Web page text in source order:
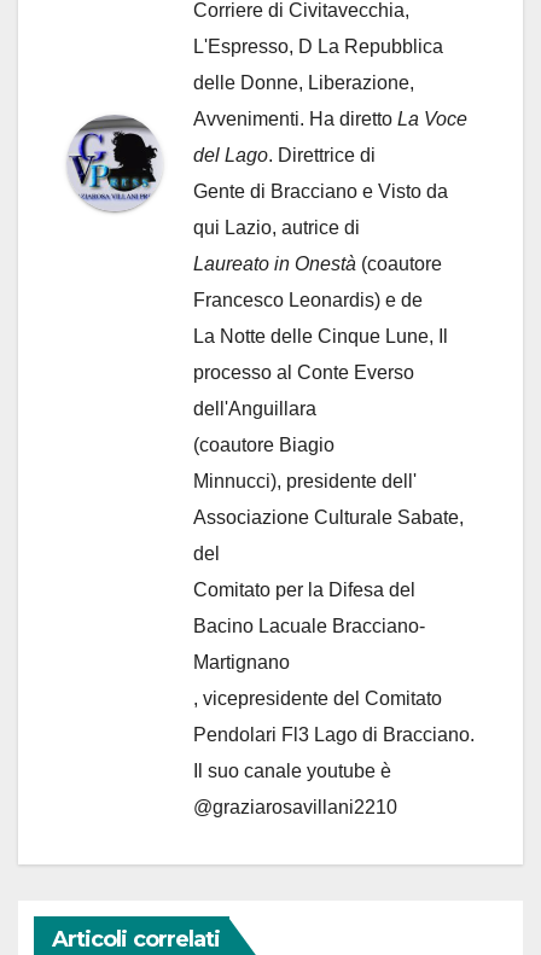
Corriere di Civitavecchia,
L'Espresso, D La Repubblica
delle Donne, Liberazione,
Avvenimenti. Ha diretto La Voce
del Lago. Direttrice di
Gente di Bracciano e Visto da
qui Lazio, autrice di
Laureato in Onestà (coautore
Francesco Leonardis) e de
La Notte delle Cinque Lune, Il
processo al Conte Everso
dell'Anguillara
(coautore Biagio
Minnucci), presidente dell'
Associazione Culturale Sabate,
del
Comitato per la Difesa del
Bacino Lacuale Bracciano-
Martignano
, vicepresidente del Comitato
Pendolari Fl3 Lago di Bracciano.
Il suo canale youtube è
@graziarosavillani2210
Articoli correlati